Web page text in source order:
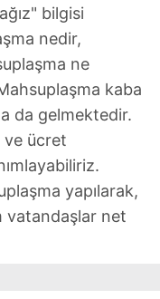
çerezler bilgi
daha işlevsel
yönelik
amaçlarıyla
yer alan panel
ilişkin detaylı bilgi
Bilgilendirme
bilgisi
nedir,
ne
kaba
da gelmektedir.
ve ücret
yapılarak,
vatandaşlar net